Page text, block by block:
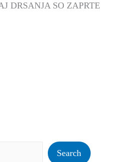
DRSANJA SO ZAPRTE
Search